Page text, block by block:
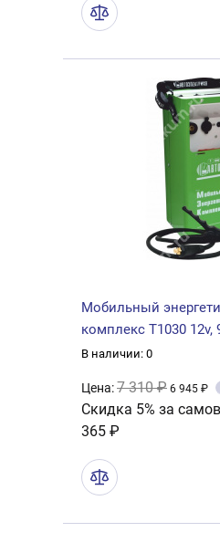
Мобильный
комплекс Т1030 12v,
В наличии: 0
Цена:7 310 ₽ 6 945 ₽
Скидка 5% за
365 ₽